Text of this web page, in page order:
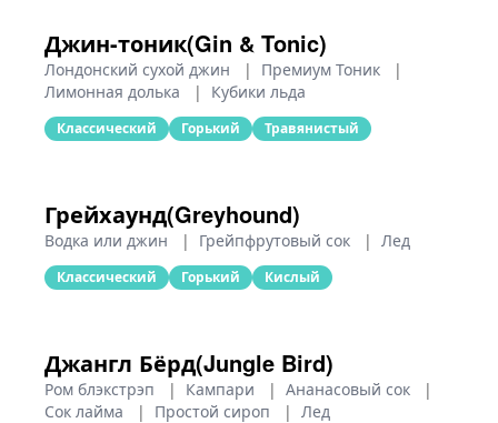
Джин-тоник(Gin & Tonic)
Лондонский сухой джин | Премиум Тоник
|
Лимонная долька
| Кубики льда
Классический Горький Травянистый
Грейхаунд(Greyhound)
Водка или джин | Грейпфрутовый сок | Лед
Классический Горький Кислый
Джангл Бёрд(Jungle Bird)
Ром блэкстрэп | Кампари | Ананасовый сок
|
Сок лайма
| Простой сироп | Лед